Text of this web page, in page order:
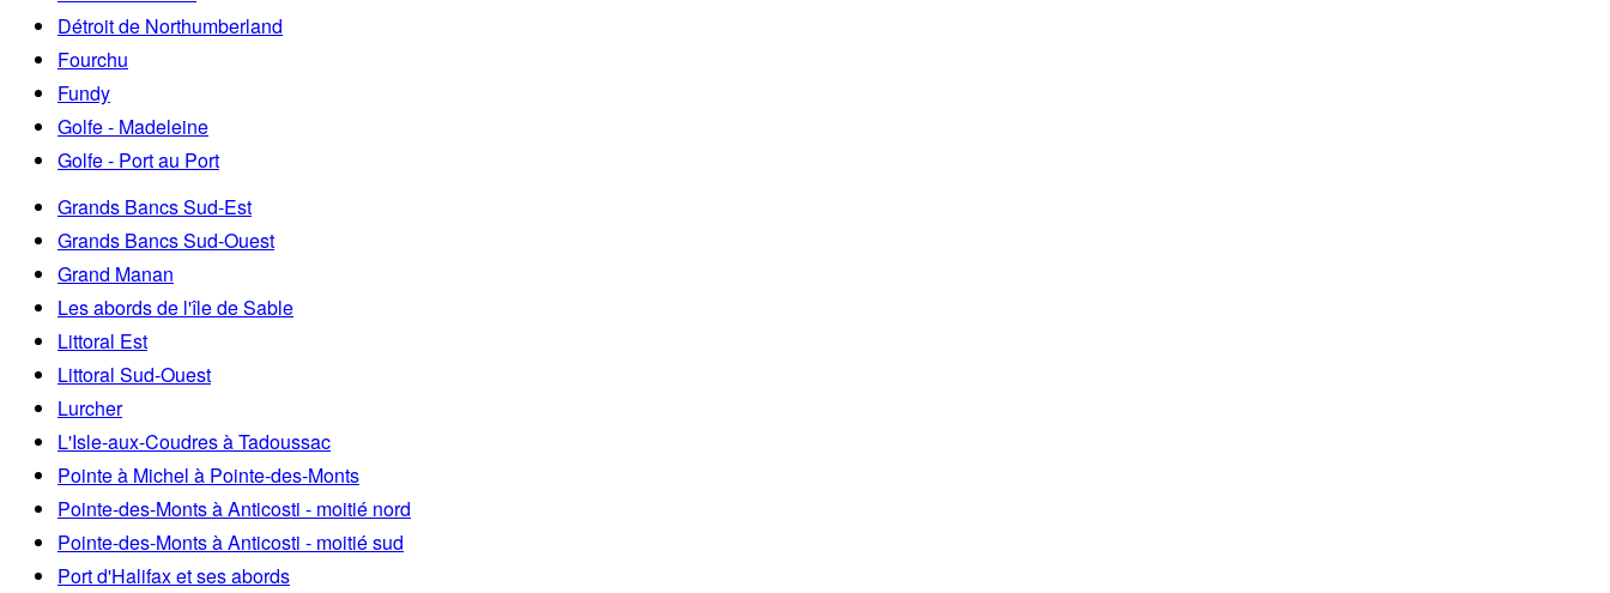
Détroit de Northumberland
Fourchu
Fundy
Golfe - Madeleine
Golfe - Port au Port
Grands Bancs Sud-Est
Grands Bancs Sud-Ouest
Grand Manan
Les abords de l'île de Sable
Littoral Est
Littoral Sud-Ouest
Lurcher
L'Isle-aux-Coudres à Tadoussac
Pointe à Michel à Pointe-des-Monts
Pointe-des-Monts à Anticosti - moitié nord
Pointe-des-Monts à Anticosti - moitié sud
Port d'Halifax et ses abords